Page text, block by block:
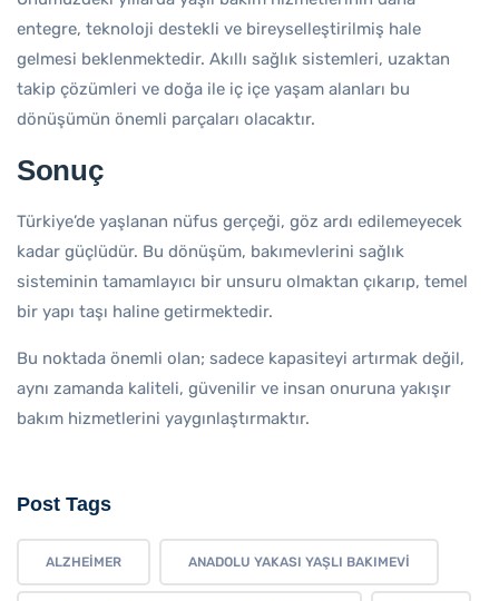
entegre, teknoloji destekli ve bireyselleştirilmiş hale
gelmesi beklenmektedir. Akıllı sağlık sistemleri, uzaktan
takip çözümleri ve doğa ile iç içe yaşam alanları bu
dönüşümün önemli parçaları olacaktır.
Sonuç
Türkiye’de yaşlanan nüfus gerçeği, göz ardı edilemeyecek
kadar güçlüdür. Bu dönüşüm, bakımevlerini sağlık
sisteminin tamamlayıcı bir unsuru olmaktan çıkarıp, temel
bir yapı taşı haline getirmektedir.
Bu noktada önemli olan; sadece kapasiteyi artırmak değil,
aynı zamanda kaliteli, güvenilir ve insan onuruna yakışır
bakım hizmetlerini yaygınlaştırmaktır.
Post Tags
ALZHEIMER ANADOLU YAKASI YAŞLI BAKIMEVI